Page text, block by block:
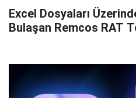
Excel Dosyaları
Bulaşan Remcos RAT